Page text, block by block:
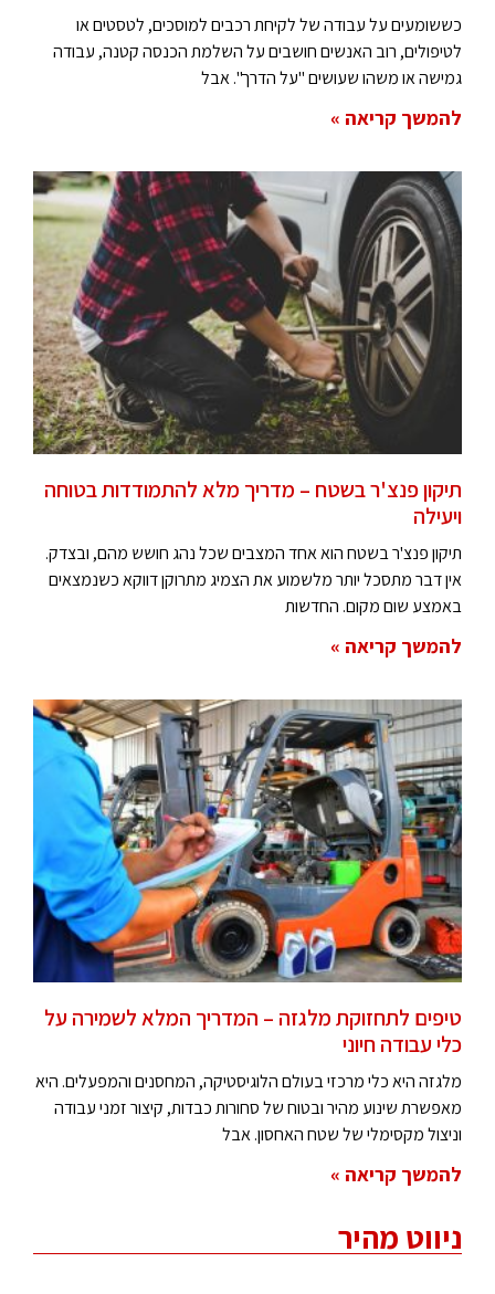
כששומעים על עבודה של לקיחת רכבים למוסכים, לטסטים או
לטיפולים, רוב האנשים חושבים על השלמת הכנסה קטנה, עבודה
גמישה או משהו שעושים "על הדרך". אבל
להמשך קריאה »
תיקון פנצ'ר בשטח – מדריך מלא להתמודדות בטוחה
ויעילה
תיקון פנצ'ר בשטח הוא אחד המצבים שכל נהג חושש מהם, ובצדק.
אין דבר מתסכל יותר מלשמוע את הצמיג מתרוקן דווקא כשנמצאים
באמצע שום מקום. החדשות
להמשך קריאה »
טיפים לתחזוקת מלגזה – המדריך המלא לשמירה על
כלי עבודה חיוני
מלגזה היא כלי מרכזי בעולם הלוגיסטיקה, המחסנים והמפעלים. היא
מאפשרת שינוע מהיר ובטוח של סחורות כבדות, קיצור זמני עבודה
וניצול מקסימלי של שטח האחסון. אבל
להמשך קריאה »
ניווט מהיר